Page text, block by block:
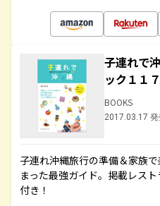
子連れで
ック１１７
BOOKS
2017.03.17
子連れ沖縄旅行の準備＆家族
まった最強ガイド。掲載レス
付き！